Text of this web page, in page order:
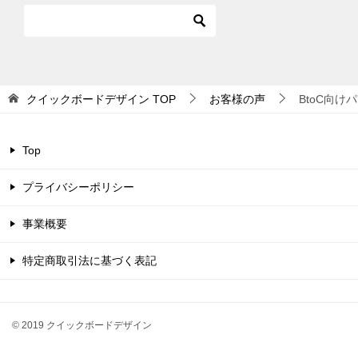
クイックボードデザイン TOP お客様の声 BtoC向け
Top
プライバシーポリシー
事業概要
特定商取引法に基づく表記
© 2019 クイックボードデザイン